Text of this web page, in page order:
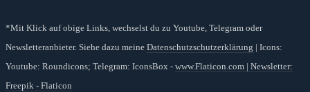
*Mit Klick auf obige Links, wechselst du zu Youtube, Telegram oder
Newsletteranbieter. Siehe dazu meine Datenschutzschutzerklärung | Icons:
Youtube: Roundicons; Telegram: IconsBox - www.Flaticon.com | Newsletter:
Freepik - Flaticon